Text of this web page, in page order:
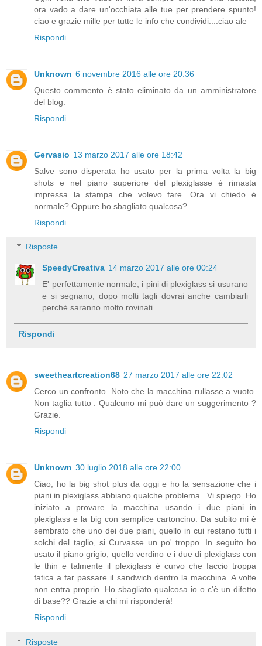
ora vado a dare un'occhiata alle tue per prendere spunto!
ciao e grazie mille per tutte le info che condividi....ciao ale
Rispondi
Unknown 6 novembre 2016 alle ore 20:36
Questo commento è stato eliminato da un amministratore
del blog.
Rispondi
Gervasio 13 marzo 2017 alle ore 18:42
Salve sono disperata ho usato per la prima volta la big
shots e nel piano superiore del plexiglasse è rimasta
impressa la stampa che volevo fare. Ora vi chiedo è
normale? Oppure ho sbagliato qualcosa?
Rispondi
Risposte
SpeedyCreativa 14 marzo 2017 alle ore 00:24
E' perfettamente normale, i pini di plexiglass si usurano
e si segnano, dopo molti tagli dovrai anche cambiarli
perché saranno molto rovinati
Rispondi
sweetheartcreation68 27 marzo 2017 alle ore 22:02
Cerco un confronto. Noto che la macchina rullasse a vuoto.
Non taglia tutto . Qualcuno mi può dare un suggerimento ?
Grazie.
Rispondi
Unknown 30 luglio 2018 alle ore 22:00
Ciao, ho la big shot plus da oggi e ho la sensazione che i
piani in plexiglass abbiano qualche problema.. Vi spiego. Ho
iniziato a provare la macchina usando i due piani in
plexiglass e la big con semplice cartoncino. Da subito mi è
sembrato che uno dei due piani, quello in cui restano tutti i
solchi del taglio, si Curvasse un po' troppo. In seguito ho
usato il piano grigio, quello verdino e i due di plexiglass con
le thin e talmente il plexiglass è curvo che faccio troppa
fatica a far passare il sandwich dentro la macchina. A volte
non entra proprio. Ho sbagliato qualcosa io o c'è un difetto
di base?? Grazie a chi mi risponderà!
Rispondi
Risposte